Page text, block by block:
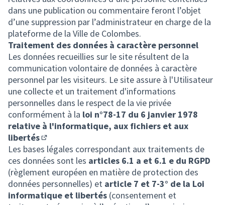
dans une publication ou commentaire feront l’objet
d’une suppression par l’administrateur en charge de la
plateforme de la Ville de Colombes.
Traitement des données à caractère personnel
Les données recueillies sur le site résultent de la
communication volontaire de données à caractère
personnel par les visiteurs. Le site assure à l'Utilisateur
une collecte et un traitement d'informations
personnelles dans le respect de la vie privée
conformément à la loi n°78-17 du 6 janvier 1978
relative à l'informatique, aux fichiers et aux
libertés
(Lien externe)
Les bases légales correspondant aux traitements de
ces données sont les articles 6.1 a et 6.1 e du RGPD
(règlement européen en matière de protection des
données personnelles) et article 7 et 7-3° de la Loi
informatique et libertés (consentement et